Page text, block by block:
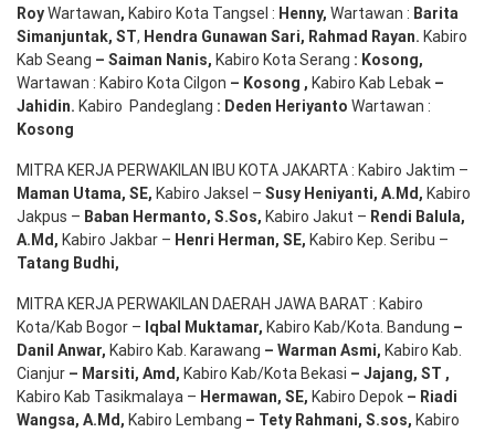
RoyWartawan, Kabiro Kota Tangsel : Henny, Wartawan : Barita
Simanjuntak, ST, Hendra Gunawan Sari, Rahmad Rayan. Kabiro
Kab Seang – Saiman Nanis, Kabiro Kota Serang : Kosong,
Wartawan : Kabiro Kota Cilgon – Kosong , Kabiro Kab Lebak –
Jahidin. Kabiro Pandeglang : Deden Heriyanto Wartawan :
Kosong
MITRA KERJA PERWAKILAN IBU KOTA JAKARTA : Kabiro Jaktim –
Maman Utama, SE, Kabiro Jaksel – Susy Heniyanti, A.Md , Kabiro
Jakpus – Baban Hermanto, S.Sos, Kabiro Jakut – Rendi Balula,
A.Md , Kabiro Jakbar – Henri Herman, SE, Kabiro Kep. Seribu –
Tatang Budhi,
MITRA KERJA PERWAKILAN DAERAH JAWA BARAT : Kabiro
Kota/Kab Bogor – Iqbal Muktamar, Kabiro Kab/Kota. Bandung –
Danil Anwar, Kabiro Kab. Karawang – Warman Asmi, Kabiro Kab.
Cianjur – Marsiti, Amd , Kabiro Kab/Kota Bekasi – Jajang, ST ,
Kabiro Kab Tasikmalaya – Hermawan, SE, Kabiro Depok – Riadi
Wangsa, A.Md , Kabiro Lembang – Tety Rahmani, S.sos, Kabiro